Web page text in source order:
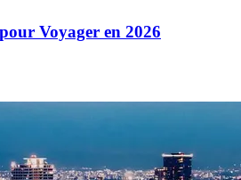
Voyager en 2026